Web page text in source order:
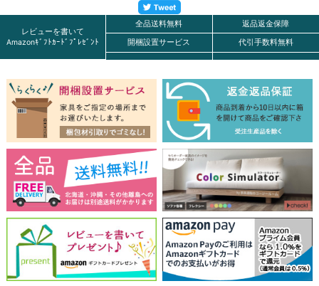
レビューを書いて
Amazonｷﾞﾌﾄｶｰﾄﾞﾌﾟﾚｾﾞﾝﾄ
全品送料無料
開梱設置サービス
返品返金保障
代引手数料無料